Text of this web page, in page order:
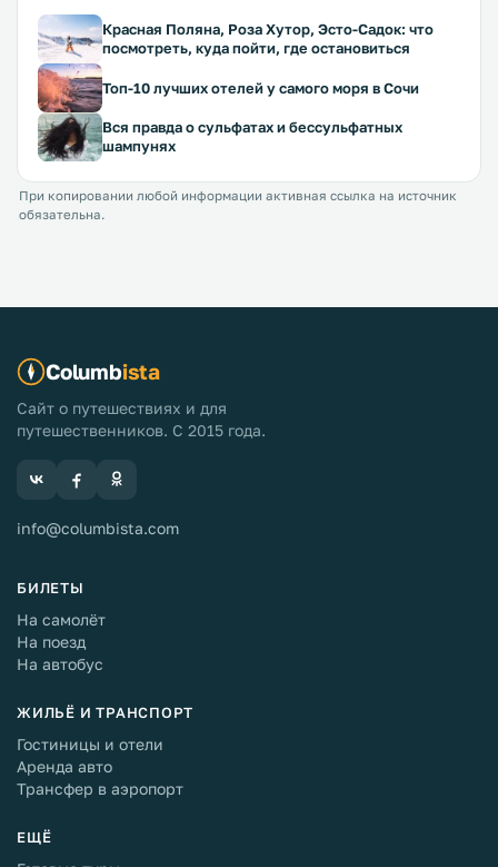
Красная Поляна, Роза Хутор, Эсто-Садок: что
посмотреть, куда пойти, где остановиться
Топ-10 лучших отелей у самого моря в Сочи
Вся правда о сульфатах и бессульфатных
шампунях
При копировании любой информации активная ссылка на источник
обязательна.
Columbista
Сайт о путешествиях и для
путешественников. С 2015 года.
info@columbista.com
БИЛЕТЫ
На самолёт
На поезд
На автобус
ЖИЛЬЁ И ТРАНСПОРТ
Гостиницы и отели
Аренда авто
Трансфер в аэропорт
ЕЩЁ